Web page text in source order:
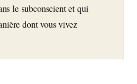
le subconscient et qui
dont vous vivez